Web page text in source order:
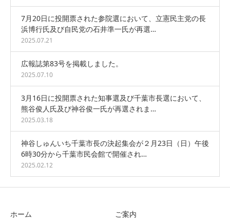
7月20日に投開票された参院選において、立憲民主党の長
浜博行氏及び自民党の石井準一氏が再選…
2025.07.21
広報誌第83号を掲載しました。
2025.07.10
3月16日に投開票された知事選及び千葉市長選において、
熊谷俊人氏及び神谷俊一氏が再選されま…
2025.03.18
神谷しゅんいち千葉市長の決起集会が２月23日（日）午後
6時30分から千葉市民会館で開催され…
2025.02.12
ホーム ご案内